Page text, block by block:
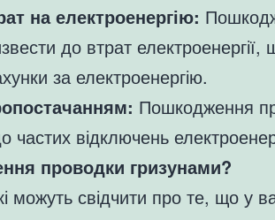
на електроенергію:
до втрат електроенергії,
за електроенергію.
Пошкодження
відключень
проводки гризунами?
можуть свідчити про те, що у